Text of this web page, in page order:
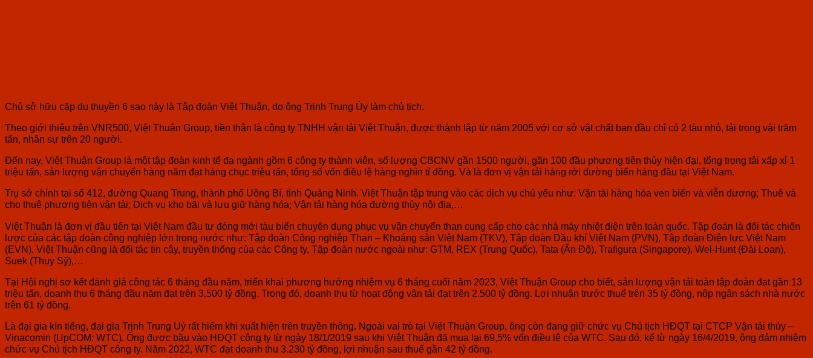
Chủ sở hữu cặp du thuyền 6 sao này là Tập đoàn Việt Thuận, do ông Trịnh Trung Úy làm chủ tịch.
Theo giới thiệu trên VNR500, Việt Thuận Group, tiền thân là công ty TNHH vận tải Việt Thuận, được thành lập từ năm 2005 với cơ sở vật chất ban đầu chỉ có 2 tàu nhỏ, tải trọng vài trăm
tấn, nhân sự trên 20 người.
Đến nay, Việt Thuận Group là một tập đoàn kinh tế đa ngành gồm 6 công ty thành viên, số lượng CBCNV gần 1500 người, gần 100 đầu phương tiện thủy hiện đại, tổng trọng tải xấp xỉ 1
triệu tấn, sản lượng vận chuyển hàng năm đạt hàng chục triệu tấn, tổng số vốn điều lệ hàng nghìn tỉ đồng. Và là đơn vị vận tải hàng rời đường biển hàng đầu tại Việt Nam.
Trụ sở chính tại số 412, đường Quang Trung, thành phố Uông Bí, tỉnh Quảng Ninh. Việt Thuận tập trung vào các dịch vụ chủ yếu như: Vận tải hàng hóa ven biển và viễn dương; Thuê và
cho thuê phương tiện vận tải; Dịch vụ kho bãi và lưu giữ hàng hóa; Vận tải hàng hóa đường thủy nội địa,…
Việt Thuận là đơn vị đầu tiên tại Việt Nam đầu tư đóng mới tàu biển chuyên dụng phục vụ vận chuyển than cung cấp cho các nhà máy nhiệt điện trên toàn quốc. Tập đoàn là đối tác chiến
lược của các tập đoàn công nghiệp lớn trong nước như: Tập đoàn Công nghiệp Than – Khoáng sản Việt Nam (TKV), Tập đoàn Dầu khí Việt Nam (PVN), Tập đoàn Điện lực Việt Nam
(EVN). Việt Thuận cũng là đối tác tin cậy, truyền thống của các Công ty, Tập đoàn nước ngoài như: GTM, REX (Trung Quốc), Tata (Ấn Độ), Trafigura (Singapore), Wel-Hunt (Đài Loan),
Suek (Thụy Sỹ),…
Tại Hội nghị sơ kết đánh giá công tác 6 tháng đầu năm, triển khai phương hướng nhiệm vụ 6 tháng cuối năm 2023, Việt Thuận Group cho biết, sản lượng vận tải toàn tập đoàn đạt gần 13
triệu tấn, doanh thu 6 tháng đầu năm đạt trên 3.500 tỷ đồng. Trong đó, doanh thu từ hoạt động vận tải đạt trên 2.500 tỷ đồng. Lợi nhuận trước thuế trên 35 tỷ đồng, nộp ngân sách nhà nước
trên 61 tỷ đồng.
Là đại gia kín tiếng, đại gia Trịnh Trung Uý rất hiếm khi xuất hiện trên truyền thông. Ngoài vai trò tại Việt Thuận Group, ông còn đang giữ chức vụ Chủ tịch HĐQT tại CTCP Vận tải thủy –
Vinacomin (UpCOM: WTC). Ông được bầu vào HĐQT công ty từ ngày 18/1/2019 sau khi Việt Thuận đã mua lại 69,5% vốn điều lệ của WTC. Sau đó, kể từ ngày 16/4/2019, ông đảm nhiệm
chức vụ Chủ tịch HĐQT công ty. Năm 2022, WTC đạt doanh thu 3.230 tỷ đồng, lợi nhuận sau thuế gần 42 tỷ đồng.